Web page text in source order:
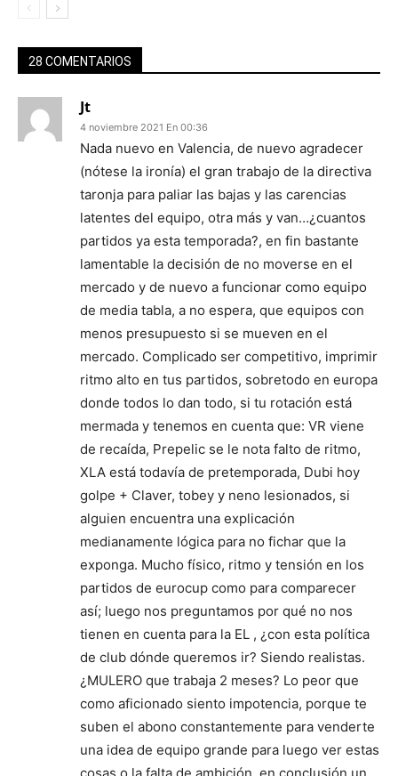
28 COMENTARIOS
Jt
4 noviembre 2021 En 00:36
Nada nuevo en Valencia, de nuevo agradecer
(nótese la ironía) el gran trabajo de la directiva
taronja para paliar las bajas y las carencias
latentes del equipo, otra más y van…¿cuantos
partidos ya esta temporada?, en fin bastante
lamentable la decisión de no moverse en el
mercado y de nuevo a funcionar como equipo
de media tabla, a no espera, que equipos con
menos presupuesto si se mueven en el
mercado. Complicado ser competitivo, imprimir
ritmo alto en tus partidos, sobretodo en europa
donde todos lo dan todo, si tu rotación está
mermada y tenemos en cuenta que: VR viene
de recaída, Prepelic se le nota falto de ritmo,
XLA está todavía de pretemporada, Dubi hoy
golpe + Claver, tobey y neno lesionados, si
alguien encuentra una explicación
medianamente lógica para no fichar que la
exponga. Mucho físico, ritmo y tensión en los
partidos de eurocup como para comparecer
así; luego nos preguntamos por qué no nos
tienen en cuenta para la EL , ¿con esta política
de club dónde queremos ir? Siendo realistas.
¿MULERO que trabaja 2 meses? Lo peor que
como aficionado siento impotencia, porque te
suben el abono constantemente para venderte
una idea de equipo grande para luego ver estas